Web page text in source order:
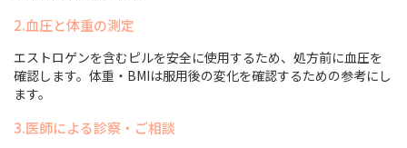
2.血圧と体重の測定
エストロゲンを含むピルを安全に使用するため、処方前に血圧を
確認します。体重・BMIは服用後の変化を確認するための参考にし
ます。
3.医師による診察・ご相談